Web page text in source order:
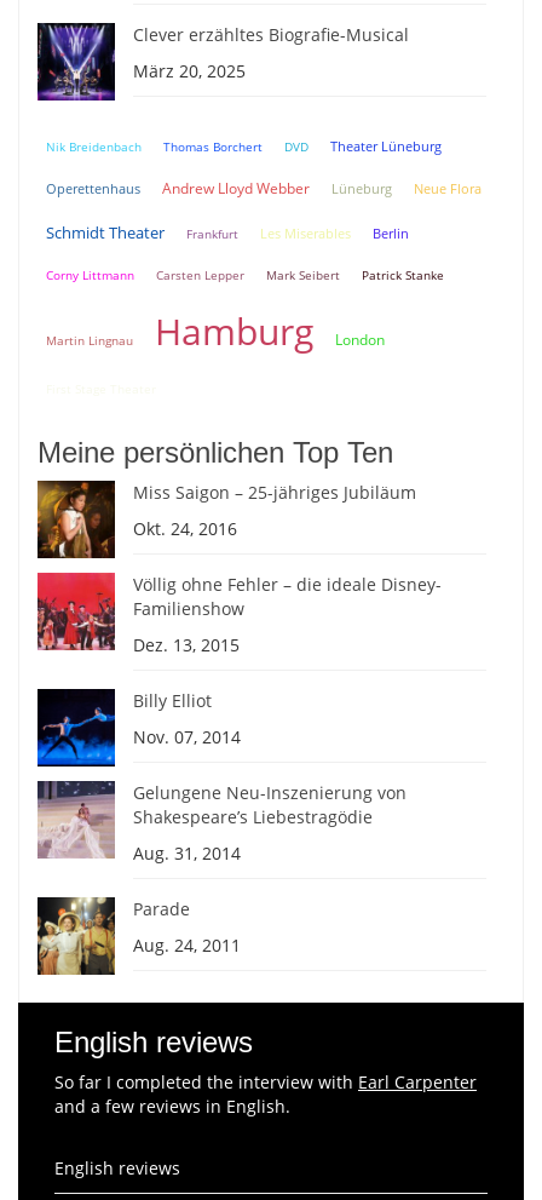
Clever erzähltes Biografie-Musical
März 20, 2025
Nik Breidenbach Thomas Borchert DVD Theater Lüneburg
Operettenhaus Andrew Lloyd Webber Lüneburg Neue Flora
Schmidt Theater Frankfurt Les Miserables Berlin
Corny Littmann Carsten Lepper Mark Seibert Patrick Stanke
Martin Lingnau Hamburg London
Meine persönlichen Top Ten
Miss Saigon – 25-jähriges Jubiläum
Okt. 24, 2016
Völlig ohne Fehler – die ideale Disney-
Familienshow
Dez. 13, 2015
Billy Elliot
Nov. 07, 2014
Gelungene Neu-Inszenierung von
Shakespeare’s Liebestragödie
Aug. 31, 2014
Parade
Aug. 24, 2011
English reviews
So far I completed the interview with Earl Carpenter
and a few reviews in English.
English reviews